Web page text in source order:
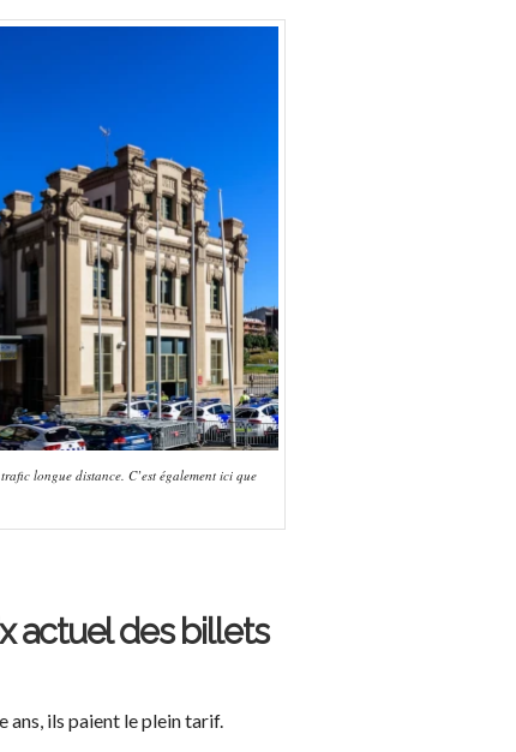
longue distance. C’est également ici que
actuel des billets
ans, ils paient le plein tarif.